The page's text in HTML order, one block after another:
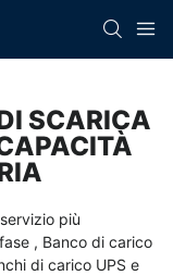
SCARICA
più
, Banco di carico
di carico UPS e